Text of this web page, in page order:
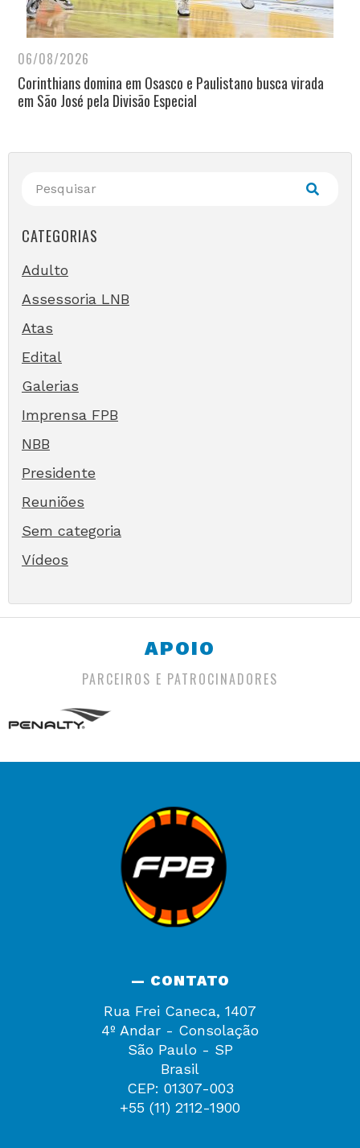
06/08/2026
Corinthians domina em Osasco e Paulistano busca virada
em São José pela Divisão Especial
CATEGORIAS
Adulto
Assessoria LNB
Atas
Edital
Galerias
Imprensa FPB
NBB
Presidente
Reuniões
Sem categoria
Vídeos
APOIO
PARCEIROS E PATROCINADORES
— CONTATO
Rua Frei Caneca, 1407
4º Andar - Consolação
São Paulo - SP
Brasil
CEP: 01307-003
+55 (11) 2112-1900